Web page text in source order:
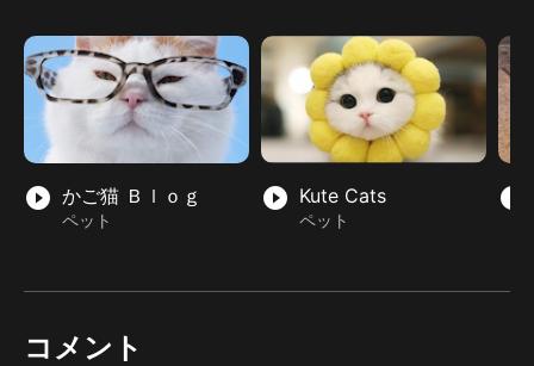
play_circle_filled かご猫 Ｂｌｏｇ
ペット
play_circle_filled Kute Cats
ペット
play_circle_filled
コメント